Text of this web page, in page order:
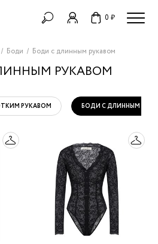
0 ₽
Боди Боди с длинным рукавом
РУКАВОМ
РУКАВОМ БОДИ С ДЛИННЫМ